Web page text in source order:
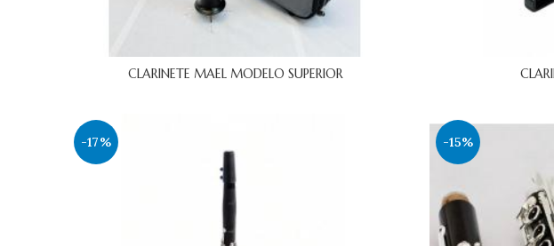
CLARINETE MAEL MODELO SUPERIOR
-17% -15%